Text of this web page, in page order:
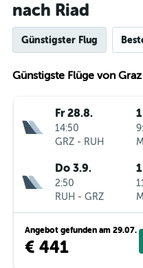
nach Riad
Günstigster Flug
Günstigste Flüge von
Fr 28.8.
14:50
GRZ - RUH
Do 3.9.
2:50
RUH - GRZ
Angebot gefunden am 29.07.
€ 441